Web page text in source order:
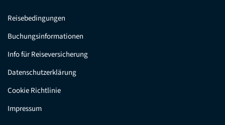
Reisebedingungen
Buchungsinformationen
Info für Reiseversicherung
Datenschutzerklärung
Cookie Richtlinie
Impressum